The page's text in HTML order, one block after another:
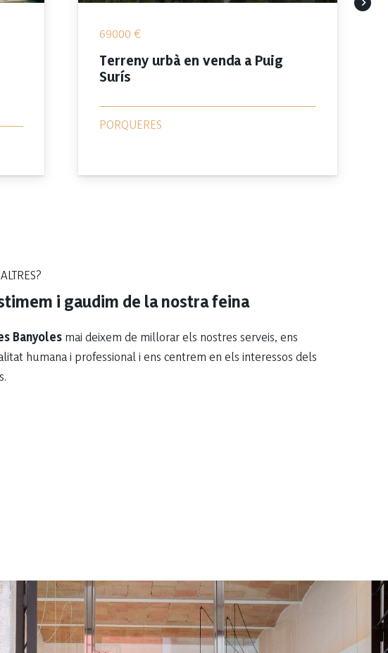
69000 €
Terreny urbà en venda a Puig
Surís
PORQUERES
i gaudim de la nostra feina
Banyoles mai deixem de millorar els nostres serveis, ens
humana i professional i ens centrem en els interessos dels